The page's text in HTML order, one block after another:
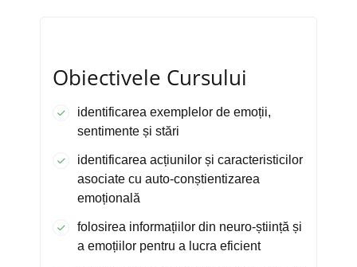
Obiectivele Cursului
identificarea exemplelor de emoții,
sentimente și stări
identificarea acțiunilor și caracteristicilor
asociate cu auto-conștientizarea
emoțională
folosirea informațiilor din neuro-știință și
a emoțiilor pentru a lucra eficient